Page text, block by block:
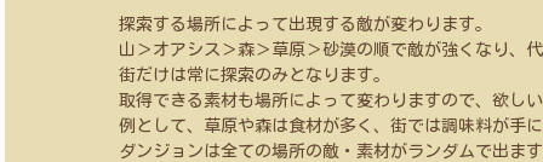
探索する場所によって出現する敵が変わります。
山＞オアシス＞森＞草原＞砂漠の順で敵が強くなり、
街だけは常に探索のみとなります。
取得できる素材も場所によって変わりますので、欲し
例として、草原や森は食材が多く、街では調味料が手
ダンジョンは全ての場所の敵・素材がランダムで出ま